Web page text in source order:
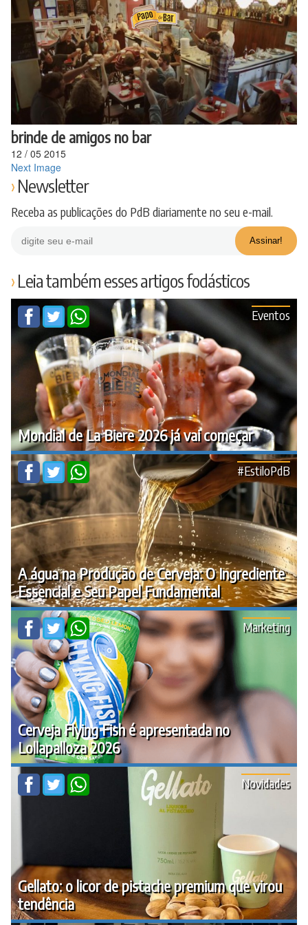
para
conteúdo
brinde de amigos no bar
12 / 05 2015
Next Image
Newsletter
Receba as publicações do PdB diariamente no seu e-mail.
Leia também esses artigos fodásticos
Mondial de La Biere 2026 já vai começar
Eventos
A água na Produção de Cerveja: O Ingrediente
Essencial e Seu Papel Fundamental
#EstiloPdB
Cerveja Flying Fish é apresentada no
Lollapalloza 2026
Marketing
Gellato: o licor de pistache premium que virou
tendência
Novidades